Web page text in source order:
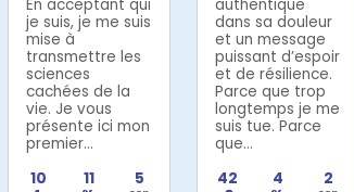
En acceptant qui
je suis, je me suis
mise à
transmettre les
sciences
cachées de la
vie. Je vous
présente ici mon
premier...
10
11
5
authentique
dans sa douleur
et un message
puissant d’espoir
et de résilience.
Parce que trop
longtemps je me
suis tue. Parce
que...
42
4
2